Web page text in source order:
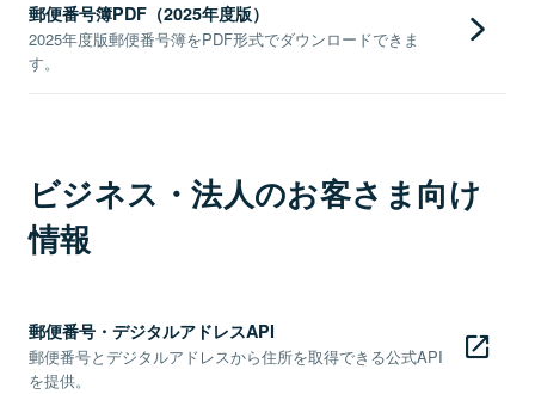
郵便番号簿PDF（2025年度版）
2025年度版郵便番号簿をPDF形式でダウンロードできま
す。
ビジネス・法人のお客さま向け
情報
郵便番号・デジタルアドレスAPI
郵便番号とデジタルアドレスから住所を取得できる公式API
を提供。